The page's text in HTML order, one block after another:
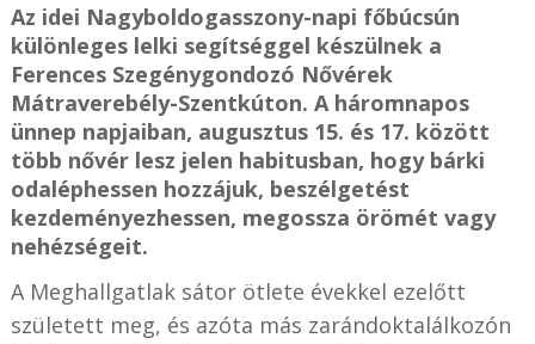
Az idei Nagyboldogasszony-napi főbúcsún
különleges lelki segítséggel készülnek a
Ferences Szegénygondozó Nővérek
Mátraverebély-Szentkúton. A háromnapos
ünnep napjaiban, augusztus 15. és 17. között
több nővér lesz jelen habitusban, hogy bárki
odaléphessen hozzájuk, beszélgetést
kezdeményezhessen, megossza örömét vagy
nehézségeit.
A Meghallgatlak sátor ötlete évekkel ezelőtt
született meg, és azóta más zarándoktalálkozón